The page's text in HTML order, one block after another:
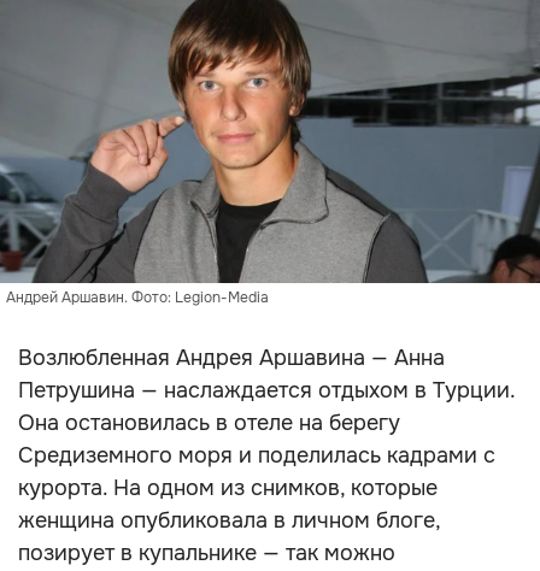
Андрей Аршавин. Фото: Legion-Media
Возлюбленная Андрея Аршавина — Анна
Петрушина — наслаждается отдыхом в Турции.
Она остановилась в отеле на берегу
Средиземного моря и поделилась кадрами с
курорта. На одном из снимков, которые
женщина опубликовала в личном блоге,
позирует в купальнике — так можно